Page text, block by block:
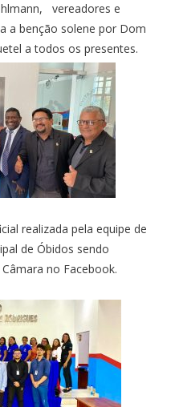
vereadores e
a benção solene por Dom
a todos os presentes.
realizada pela equipe de
de Óbidos sendo
no Facebook.